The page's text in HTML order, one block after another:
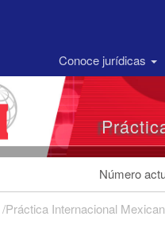
Conoce jurídicas
Número
/Práctica Internacional